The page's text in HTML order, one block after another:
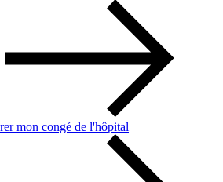
mon congé de l'hôpital